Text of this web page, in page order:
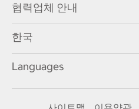
협력업체 안내
한국
Languages